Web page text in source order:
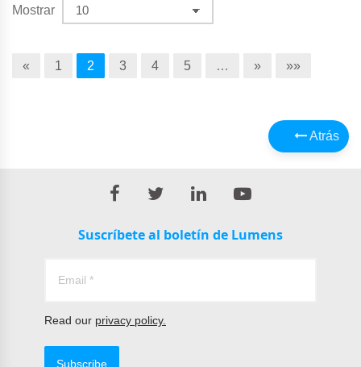
Mostrar
« 1 2 3 4 5 … » »»
Atrás
Suscríbete al boletín de Lumens
Read our privacy policy.
Subscribe